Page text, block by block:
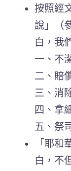
按照經
說」（
白，我
一、不
二、賠
三、消
四、拿
五、祭
「耶
白，不